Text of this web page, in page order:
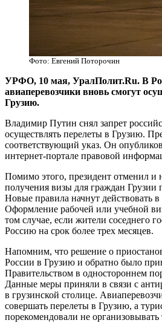
Фото: Евгений Поторочин
УРФО, 10 мая, УралПолит.Ru. В
авиаперевозчики вновь смогут
Грузию.
Владимир Путин снял запрет
осуществлять перелеты в Грузию.
соответствующий указ. Он
интернет-портале правовой
Помимо этого, президент отменил и
получения визы для граждан Грузии
Новые правила начнут действовать в
Оформление рабочей или учебной
том случае, если жители соседнего
Россию на срок более трех месяцев.
Напомним, что решение о
России в Грузию и обратно было
Правительством в одностороннем
Данные меры приняли в связи с
в грузинской столице.
совершать перелеты в Грузию, а
порекомендовали не организовывать